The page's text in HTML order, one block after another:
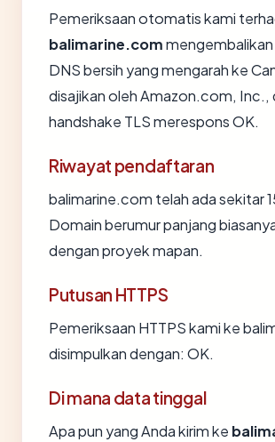
Pemeriksaan otomatis kami
balimarine.com
DNS bersih yang mengarah ke
disajikan oleh Amazon.com, Inc.,
handshake TLS merespons OK.
Riwayat pendaftaran
balimarine.com telah ada sekitar
Domain berumur panjang
dengan proyek mapan.
Putusan HTTPS
Pemeriksaan HTTPS kami ke
disimpulkan dengan: OK.
Di mana data tinggal
Apa pun yang Anda kirim ke